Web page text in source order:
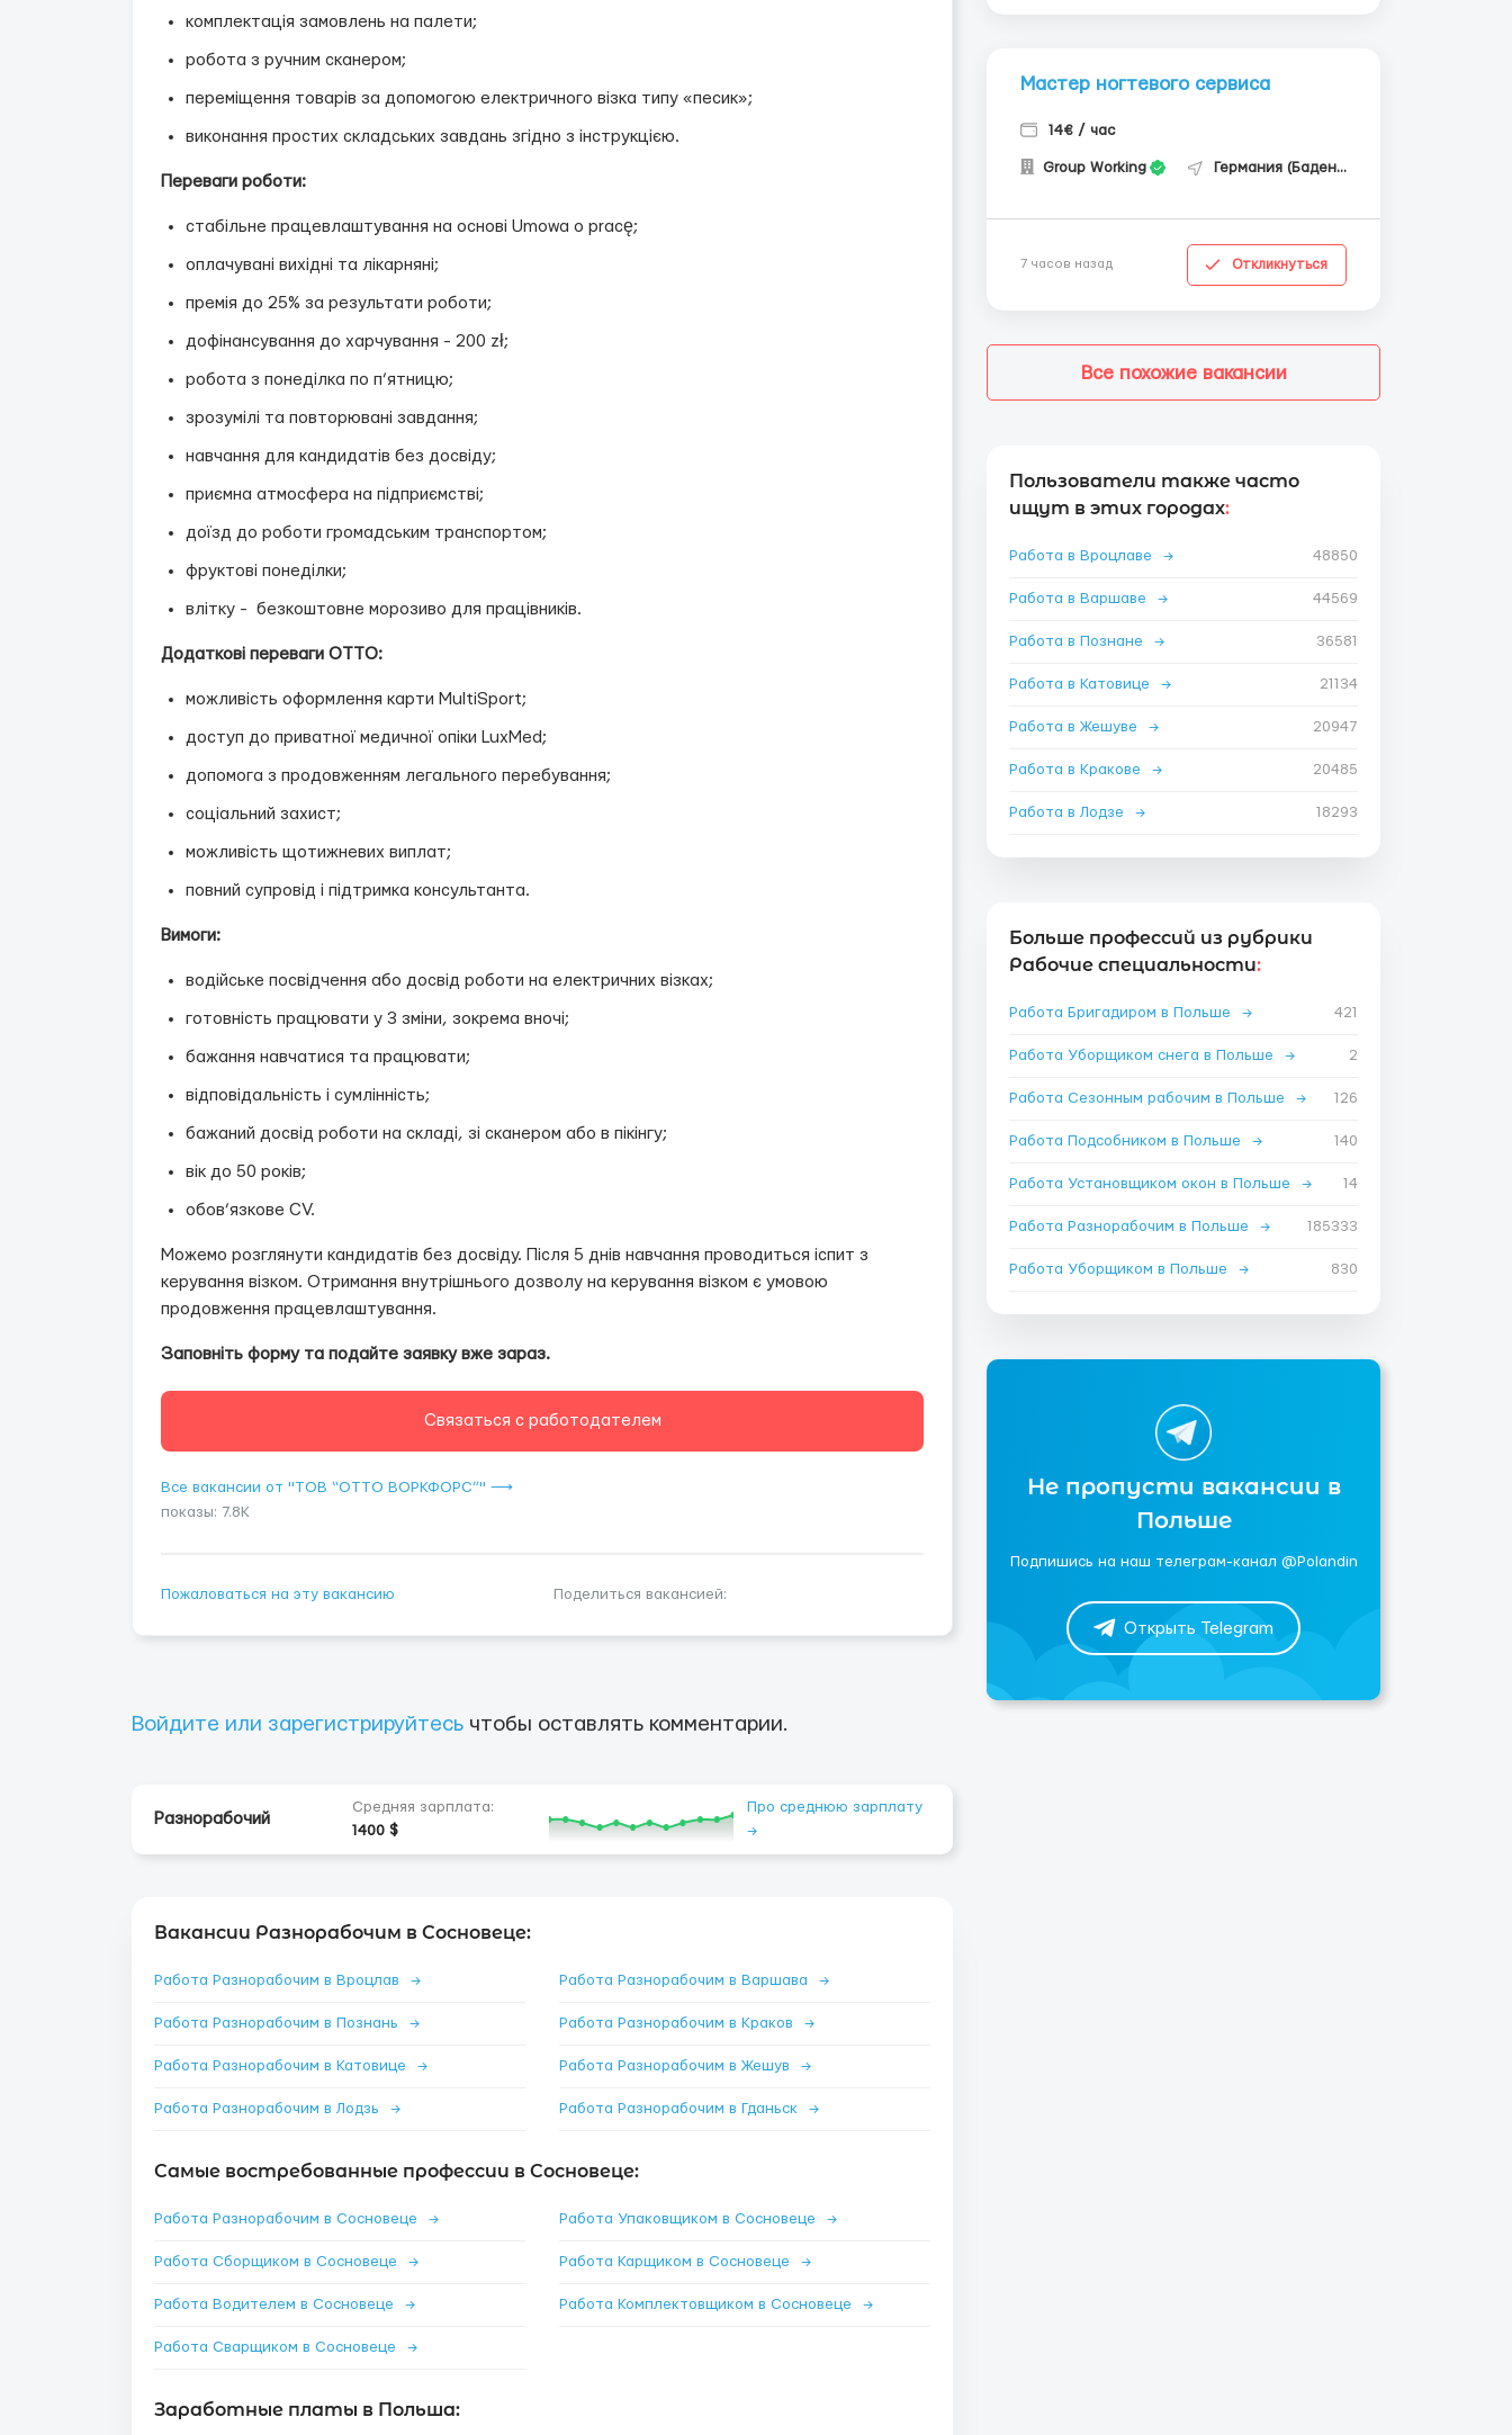
комплектація замовлень на палети;
робота з ручним сканером;
переміщення товарів за допомогою електричного візка типу «песик»;
виконання простих складських завдань згідно з інструкцією.
Переваги роботи:
стабільне працевлаштування на основі Umowa o pracę;
оплачувані вихідні та лікарняні;
премія до 25% за результати роботи;
дофінансування до харчування - 200 zł;
робота з понеділка по п’ятницю;
зрозумілі та повторювані завдання;
навчання для кандидатів без досвіду;
приємна атмосфера на підприємстві;
доїзд до роботи громадським транспортом;
фруктові понеділки;
влітку - безкоштовне морозиво для працівників.
Додаткові переваги OTTO:
можливість оформлення карти MultiSport;
доступ до приватної медичної опіки LuxMed;
допомога з продовженням легального перебування;
соціальний захист;
можливість щотижневих виплат;
повний супровід і підтримка консультанта.
Вимоги:
водійське посвідчення або досвід роботи на електричних візках;
готовність працювати у 3 зміни, зокрема вночі;
бажання навчатися та працювати;
відповідальність і сумлінність;
бажаний досвід роботи на складі, зі сканером або в пікінгу;
вік до 50 років;
обов’язкове CV.
Можемо розглянути кандидатів без досвіду. Після 5 днів навчання проводиться іспит з
керування візком. Отримання внутрішнього дозволу на керування візком є умовою
продовження працевлаштування.
Заповніть форму та подайте заявку вже зараз.
Связаться с работодателем
Все вакансии от "ТОВ “ОТТО ВОРКФОРС”" ⟶
показы: 7.8K
Пожаловаться на эту вакансию Поделиться вакансией:
Войдите или зарегистрируйтесь чтобы оставлять комментарии.
Разнорабочий
Средняя зарплата:
1400 $
Про среднюю зарплату
→
Вакансии Разнорабочим в Сосновеце:
Работа Разнорабочим в Вроцлав → Работа Разнорабочим в Варшава →
Работа Разнорабочим в Познань → Работа Разнорабочим в Краков →
Работа Разнорабочим в Катовице → Работа Разнорабочим в Жешув →
Работа Разнорабочим в Лодзь → Работа Разнорабочим в Гданьск →
Самые востребованные профессии в Сосновеце:
Работа Разнорабочим в Сосновеце → Работа Упаковщиком в Сосновеце →
Работа Сборщиком в Сосновеце → Работа Карщиком в Сосновеце →
Работа Водителем в Сосновеце → Работа Комплектовщиком в Сосновеце →
Работа Сварщиком в Сосновеце →
Заработные платы в Польша:
Мастер ногтевого сервиса
14€ / час
Group Working Германия (Баден-Вюртемберг)
7 часов назад Откликнуться
Все похожие вакансии
Пользователи также часто
ищут в этих городах:
Работа в Вроцлаве → 48850
Работа в Варшаве → 44569
Работа в Познане → 36581
Работа в Катовице → 21134
Работа в Жешуве → 20947
Работа в Кракове → 20485
Работа в Лодзе → 18293
Больше профессий из рубрики
Рабочие специальности:
Работа Бригадиром в Польше → 421
Работа Уборщиком снега в Польше → 2
Работа Сезонным рабочим в Польше → 126
Работа Подсобником в Польше → 140
Работа Установщиком окон в Польше → 14
Работа Разнорабочим в Польше → 185333
Работа Уборщиком в Польше → 830
Не пропусти вакансии в
Польше
Подпишись на наш телеграм-канал @Polandin
Открыть Telegram